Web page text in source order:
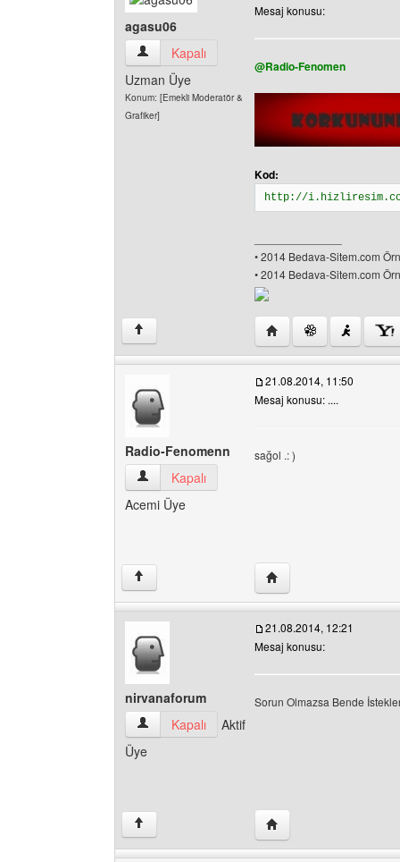
agasu06
agasu06 Kullanıcının profilini görüntüle
Kapalı
Uzman Üye
Konum: [Emekli Moderatör &
Grafiker]
Mesaj konusu:
@Radio-Fenomen
Kod:
http://
• 2014 Bedava-Sitem.com
• 2014 Bedava-Sitem.com
↑ Yazarın web sitesini
Radio-Fenomenn
Radio-Fenomenn Kullanıcının profilini
Kapalı
Acemi Üye
21.08.2014, 11:50
Mesaj konusu: ....
sağol .: )
↑ Yazarın web sitesini
nirvanaforum
nirvanaforum Kullanıcının profilini görüntüle
Kapalı
Aktif
Üye
21.08.2014, 12:21
Mesaj konusu:
Sorun Olmazsa Bende
↑ Yazarın web sitesini